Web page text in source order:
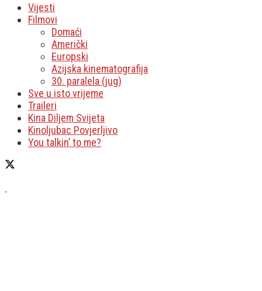
Vijesti
Filmovi
Domaći
Američki
Europski
Azijska kinematografija
30. paralela (jug)
Sve u isto vrijeme
Traileri
Kina Diljem Svijeta
Kinoljubac Povjerljivo
You talkin’ to me?